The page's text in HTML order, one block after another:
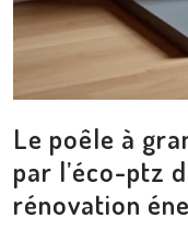
Le poêle à
par l’éco-ptz
rénovation